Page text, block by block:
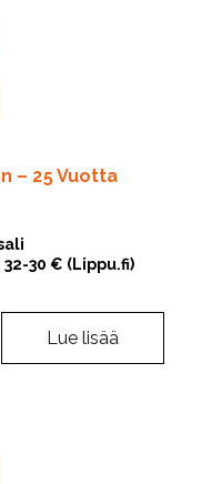
– 25 Vuotta
30 € (Lippu.fi)
Lue lisää